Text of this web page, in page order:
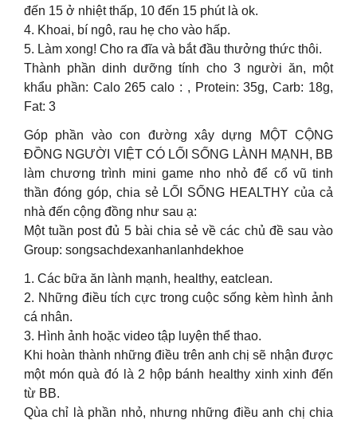
đến 15 ở nhiệt thấp, 10 đến 15 phút là ok.
4. Khoai, bí ngô, rau hẹ cho vào hấp.
5. Làm xong! Cho ra đĩa và bắt đầu thưởng thức thôi.
Thành phần dinh dưỡng tính cho 3 người ăn, một
khẩu phần: Calo 265 calo : , Protein: 35g, Carb: 18g,
Fat: 3
Góp phần vào con đường xây dựng MỘT CỘNG
ĐỒNG NGƯỜI VIỆT CÓ LỐI SỐNG LÀNH MẠNH, BB
làm chương trình mini game nho nhỏ để cổ vũ tinh
thần đóng góp, chia sẻ LỐI SỐNG HEALTHY của cả
nhà đến cộng đồng như sau ạ:
Một tuần post đủ 5 bài chia sẻ về các chủ đề sau vào
Group: songsachdexanhanlanhdekhoe
1. Các bữa ăn lành mạnh, healthy, eatclean.
2. Những điều tích cực trong cuộc sống kèm hình ảnh
cá nhân.
3. Hình ảnh hoặc video tập luyện thể thao.
Khi hoàn thành những điều trên anh chị sẽ nhận được
một món quà đó là 2 hộp bánh healthy xinh xinh đến
từ BB.
Qùa chỉ là phần nhỏ, nhưng những điều anh chị chia